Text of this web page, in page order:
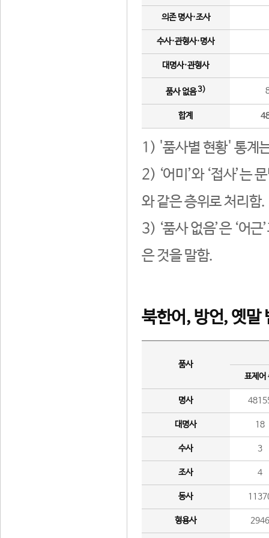
의존 명사·조사
수사·관형사·명사
대명사·관형사
품사 없음3)
합계
1) '품사별 현황' 통계
2) ‘어미’와 ‘접사’는
와 같은 층위로 처리함.
3) ‘품사 없음’은 ‘어
은 것을 말함.
북한어, 방언, 옛말
품사
표제어
명사
대명사 18
수사 3
조사 4
동사
형용사 2946